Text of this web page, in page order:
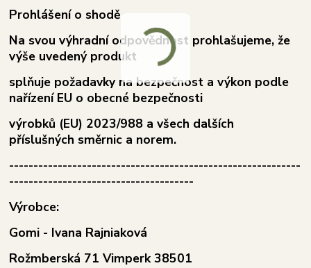
Prohlášení o shodě
Na svou výhradní odpovědnost prohlašujeme, že
výše uvedený produkt
splňuje požadavky na bezpečnost a výkon podle
nařízení EU o obecné bezpečnosti
výrobků (EU) 2023/988 a všech dalších
příslušných směrnic a norem.
------------------------------------------------------------
--------------------------------------
Výrobce:
Gomi - Ivana Rajniaková
Rožmberská 71 Vimperk 38501